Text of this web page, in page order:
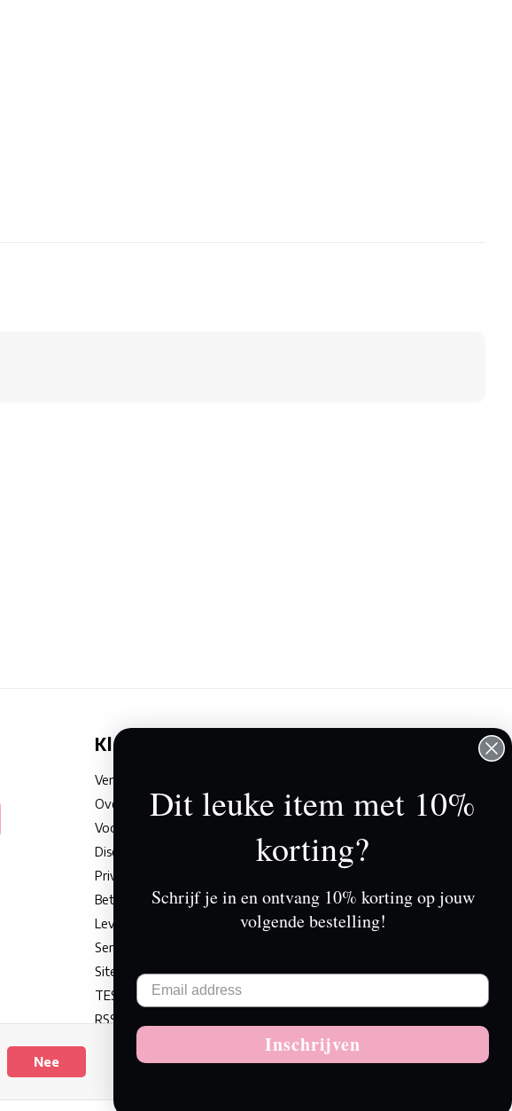
Klantenservice
Verkooppunten
Over Tessa Koops
Voorwaarden & Condities
Disclaimer
Privacy Beleid
Betalingen
Leveringen en retouren
Service
Sitemap
TESSA KOOPS B2B WEBSHOP
RSS-feed
Mijn account
Mijn bestellingen
Mijn verlanglijst
Nee Meer over cookies »
Dit leuke item met 10%
korting?
Schrijf je in en ontvang 10% korting op jouw
volgende bestelling!
Inschrijven